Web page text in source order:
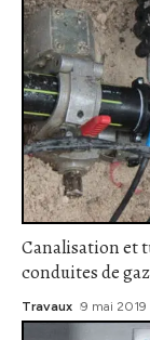
Canalisation et
conduites de gaz
Travaux 9 mai 2019